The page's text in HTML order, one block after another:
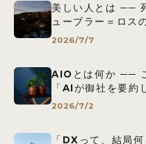
美しい人とは ──
ューブラー＝ロス
2026/7/7
AIOとは何か ──
「AIが御社を要約
2026/7/2
「DXって、結局